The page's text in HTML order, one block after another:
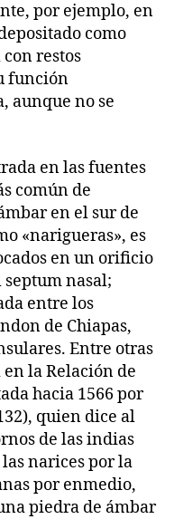
por ejemplo, en
como
restos
función
aunque no se
en las fuentes
común de
en el sur de
«narigueras», es
en un orificio
nasal;
entre los
de Chiapas,
Entre otras
la Relación de
hacia 1566 por
quien dice al
de las indias
narices por la
por enmedio,
piedra de ámbar